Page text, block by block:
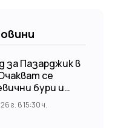
за Пазарджик в
се
бури и
г. в 15:30 ч.